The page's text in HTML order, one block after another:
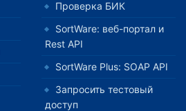
Проверка БИК
SortWare: веб-портал и
Rest API
SortWare Plus: SOAP API
Запросить тестовый
доступ